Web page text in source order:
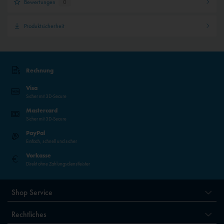
Bewertungen 0
Produktsicherheit
Rechnung
Visa
Sicher mit 3D-Secure
Mastercard
Sicher mit 3D-Secure
PayPal
Einfach, schnell und sicher
Vorkasse
Direkt ohne Zahlungsdienstleister
Shop Service
Rechtliches